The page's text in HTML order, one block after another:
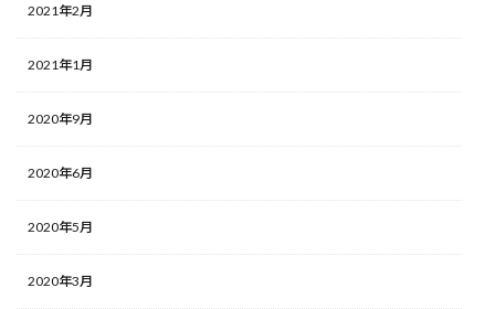
2021年2月
2021年1月
2020年9月
2020年6月
2020年5月
2020年3月